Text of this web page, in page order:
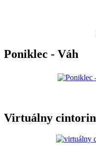
Poniklec - Váh
Virtuálny cintorin